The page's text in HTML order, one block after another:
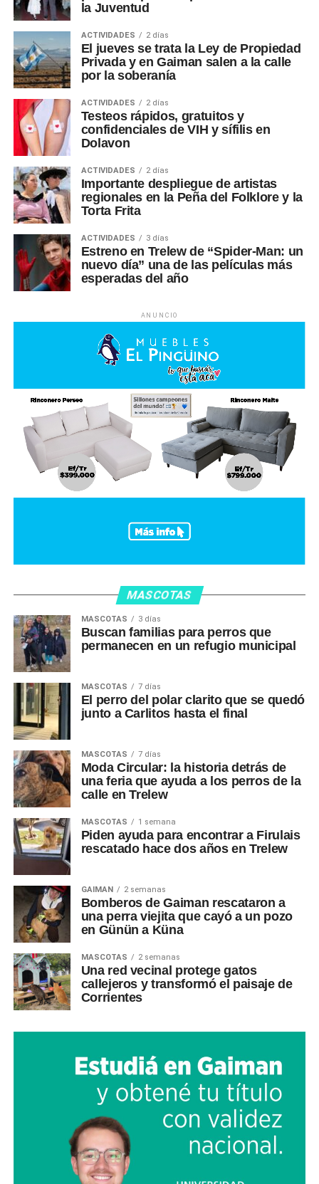
la Juventud
ACTIVIDADES 2 días
El jueves se trata la Ley de Propiedad
Privada y en Gaiman salen a la calle
por la soberanía
ACTIVIDADES 2 días
Testeos rápidos, gratuitos y
confidenciales de VIH y sífilis en
Dolavon
ACTIVIDADES 2 días
Importante despliegue de artistas
regionales en la Peña del Folklore y la
Torta Frita
ACTIVIDADES 3 días
Estreno en Trelew de “Spider-Man: un
nuevo día” una de las películas más
esperadas del año
ANUNCIO
MASCOTAS
MASCOTAS 3 días
Buscan familias para perros que
permanecen en un refugio municipal
MASCOTAS 7 días
El perro del polar clarito que se quedó
junto a Carlitos hasta el final
MASCOTAS 7 días
Moda Circular: la historia detrás de
una feria que ayuda a los perros de la
calle en Trelew
MASCOTAS 1 semana
Piden ayuda para encontrar a Firulais
rescatado hace dos años en Trelew
GAIMAN 2 semanas
Bomberos de Gaiman rescataron a
una perra viejita que cayó a un pozo
en Günün a Küna
MASCOTAS 2 semanas
Una red vecinal protege gatos
callejeros y transformó el paisaje de
Corrientes